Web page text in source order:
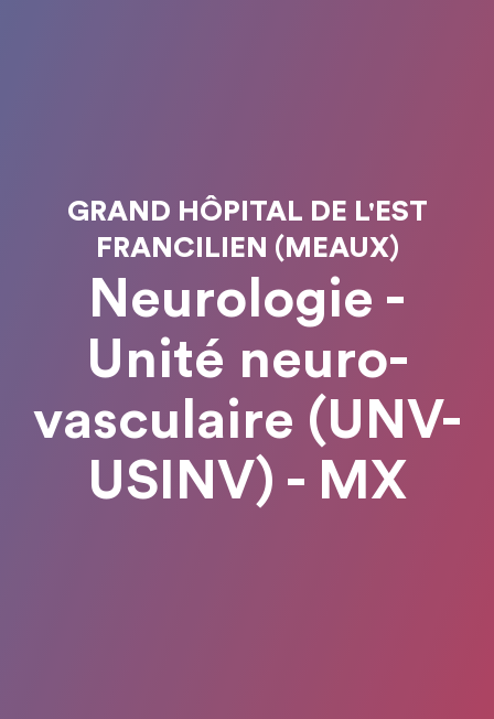
GRAND HÔPITAL DE L'EST
FRANCILIEN (MEAUX)
Neurologie -
Unité neuro-
vasculaire (UNV-
USINV) - MX